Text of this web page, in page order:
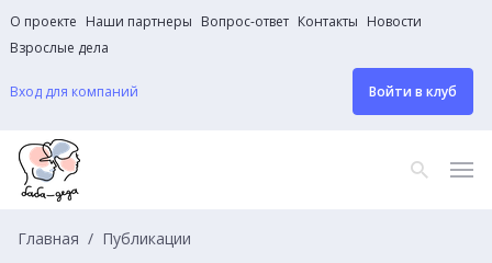
О проекте Наши партнеры Вопрос-ответ Контакты Новости
Взрослые дела
Вход для компаний Войти в клуб
Главная Публикации